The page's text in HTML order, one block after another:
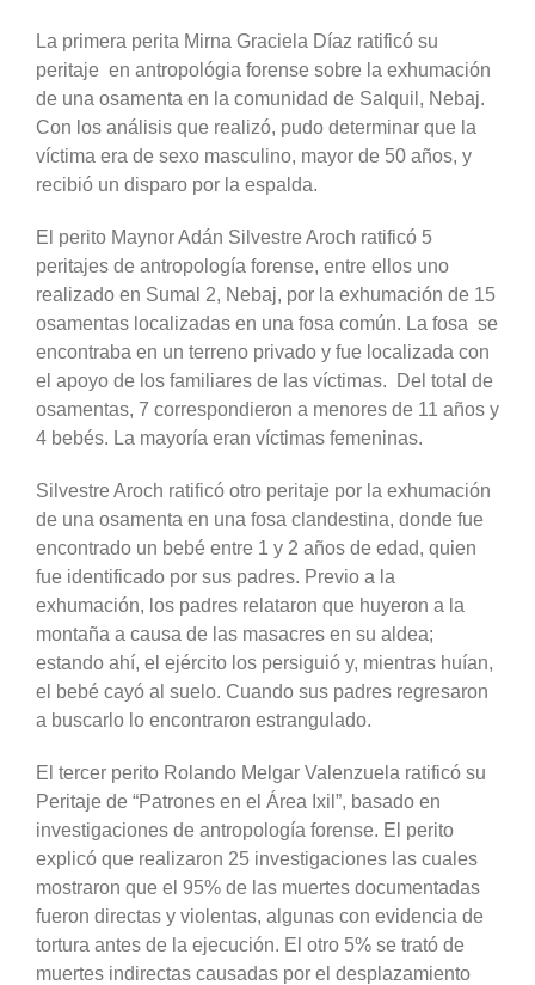
La primera perita Mirna Graciela Díaz ratificó su
peritaje en antropológia forense sobre la exhumación
de una osamenta en la comunidad de Salquil, Nebaj.
Con los análisis que realizó, pudo determinar que la
víctima era de sexo masculino, mayor de 50 años, y
recibió un disparo por la espalda.
El perito Maynor Adán Silvestre Aroch ratificó 5
peritajes de antropología forense, entre ellos uno
realizado en Sumal 2, Nebaj, por la exhumación de 15
osamentas localizadas en una fosa común. La fosa se
encontraba en un terreno privado y fue localizada con
el apoyo de los familiares de las víctimas. Del total de
osamentas, 7 correspondieron a menores de 11 años y
4 bebés. La mayoría eran víctimas femeninas.
Silvestre Aroch ratificó otro peritaje por la exhumación
de una osamenta en una fosa clandestina, donde fue
encontrado un bebé entre 1 y 2 años de edad, quien
fue identificado por sus padres. Previo a la
exhumación, los padres relataron que huyeron a la
montaña a causa de las masacres en su aldea;
estando ahí, el ejército los persiguió y, mientras huían,
el bebé cayó al suelo. Cuando sus padres regresaron
a buscarlo lo encontraron estrangulado.
El tercer perito Rolando Melgar Valenzuela ratificó su
Peritaje de “Patrones en el Área Ixil”, basado en
investigaciones de antropología forense. El perito
explicó que realizaron 25 investigaciones las cuales
mostraron que el 95% de las muertes documentadas
fueron directas y violentas, algunas con evidencia de
tortura antes de la ejecución. El otro 5% se trató de
muertes indirectas causadas por el desplazamiento